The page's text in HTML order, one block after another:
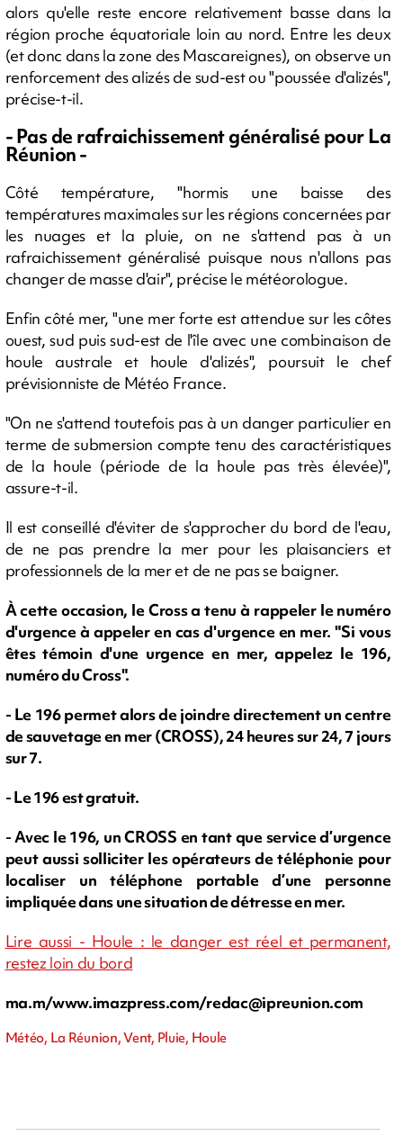
alors qu'elle reste encore relativement basse dans la
région proche équatoriale loin au nord. Entre les deux
(et donc dans la zone des Mascareignes), on observe un
renforcement des alizés de sud-est ou "poussée d'alizés",
précise-t-il.
- Pas de rafraichissement généralisé pour La
Réunion -
Côté température, "hormis une baisse des
températures maximales sur les régions concernées par
les nuages et la pluie, on ne s'attend pas à un
rafraichissement généralisé puisque nous n'allons pas
changer de masse d'air", précise le météorologue.
Enfin côté mer, "une mer forte est attendue sur les côtes
ouest, sud puis sud-est de l'île avec une combinaison de
houle australe et houle d'alizés", poursuit le chef
prévisionniste de Météo France.
"On ne s'attend toutefois pas à un danger particulier en
terme de submersion compte tenu des caractéristiques
de la houle (période de la houle pas très élevée)",
assure-t-il.
Il est conseillé d'éviter de s'approcher du bord de l'eau,
de ne pas prendre la mer pour les plaisanciers et
professionnels de la mer et de ne pas se baigner.
À cette occasion, le Cross a tenu à rappeler le numéro
d'urgence à appeler en cas d'urgence en mer. "Si vous
êtes témoin d'une urgence en mer, appelez le 196,
numéro du Cross".
- Le 196 permet alors de joindre directement un centre
de sauvetage en mer (CROSS), 24 heures sur 24, 7 jours
sur 7.
- Le 196 est gratuit.
- Avec le 196, un CROSS en tant que service d’urgence
peut aussi solliciter les opérateurs de téléphonie pour
localiser un téléphone portable d’une personne
impliquée dans une situation de détresse en mer.
Lire aussi - Houle : le danger est réel et permanent,
restez loin du bord
ma.m/www.imazpress.com/redac@ipreunion.com
Météo, La Réunion, Vent, Pluie, Houle